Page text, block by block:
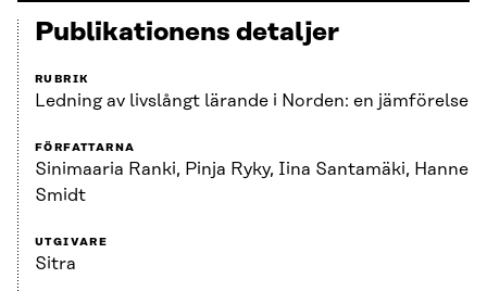
Publikationens detaljer
RUBRIK
Ledning av livslångt lärande i Norden: en jämförelse
FÖRFATTARNA
Sinimaaria Ranki, Pinja Ryky, Iina Santamäki, Hanne
Smidt
UTGIVARE
Sitra